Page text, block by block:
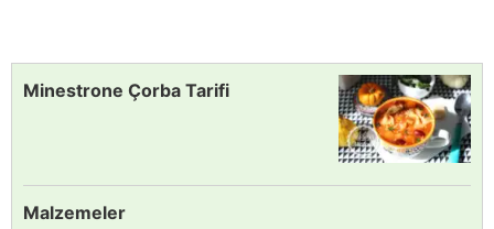
Minestrone Çorba Tarifi
Malzemeler